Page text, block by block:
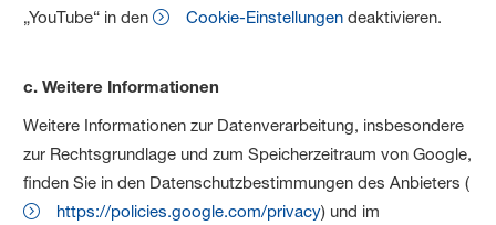
„YouTube“ in den
Cookie-Einstellungen deaktivieren.
c. Weitere Informationen
Weitere Informationen zur Datenverarbeitung, insbesondere
zur Rechtsgrundlage und zum Speicherzeitraum von Google,
finden Sie in den Datenschutzbestimmungen des Anbieters (
https://policies.google.com/privacy) und im